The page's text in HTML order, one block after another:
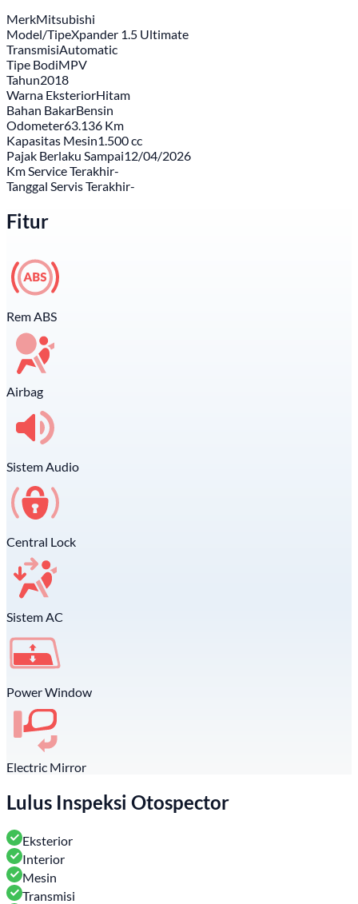
MerkMitsubishi
Model/TipeXpander 1.5 Ultimate
TransmisiAutomatic
Tipe BodiMPV
Tahun2018
Warna EksteriorHitam
Bahan BakarBensin
Odometer63.136 Km
Kapasitas Mesin1.500 cc
Pajak Berlaku Sampai12/04/2026
Km Service Terakhir-
Tanggal Servis Terakhir-
Fitur
Rem ABS
Airbag
Sistem Audio
Central Lock
Sistem AC
Power Window
Electric Mirror
Lulus Inspeksi Otospector
Eksterior
Interior
Mesin
Transmisi